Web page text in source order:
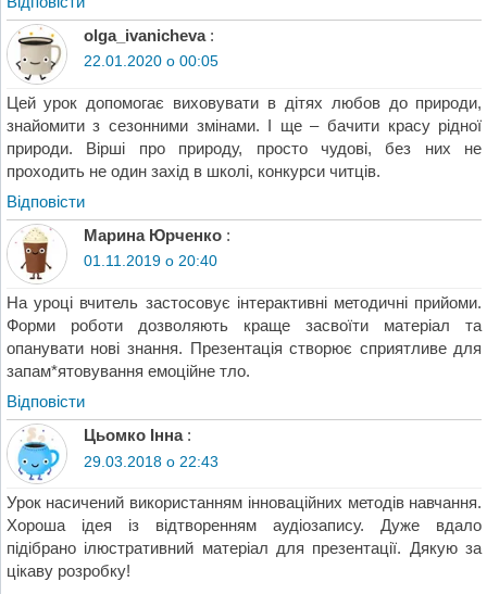
olga_ivanicheva :
22.01.2020 о 00:05
Цей урок допомогає виховувати в дітях любов до природи,
знайомити з сезонними змінами. І ще – бачити красу рідної
природи. Вірші про природу, просто чудові, без них не
проходить не один захід в школі, конкурси читців.
Відповіcти
Марина Юрченко :
01.11.2019 о 20:40
На уроці вчитель застосовує інтерактивні методичні прийоми.
Форми роботи дозволяють краще засвоїти матеріал та
опанувати нові знання. Презентація створює сприятливе для
запам*ятовування емоційне тло.
Відповіcти
Цьомко Інна :
29.03.2018 о 22:43
Урок насичений використанням інноваційних методів навчання.
Хороша ідея із відтворенням аудіозапису. Дуже вдало
підібрано ілюстративний матеріал для презентації. Дякую за
цікаву розробку!